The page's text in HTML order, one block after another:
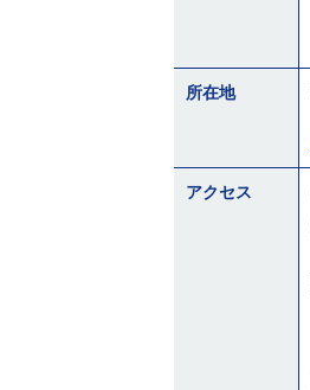
所在地
アクセス